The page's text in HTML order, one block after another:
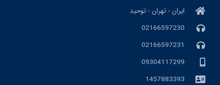
ایران - تهران - توحید
02166597230
02166597231
09304117299
1457883393